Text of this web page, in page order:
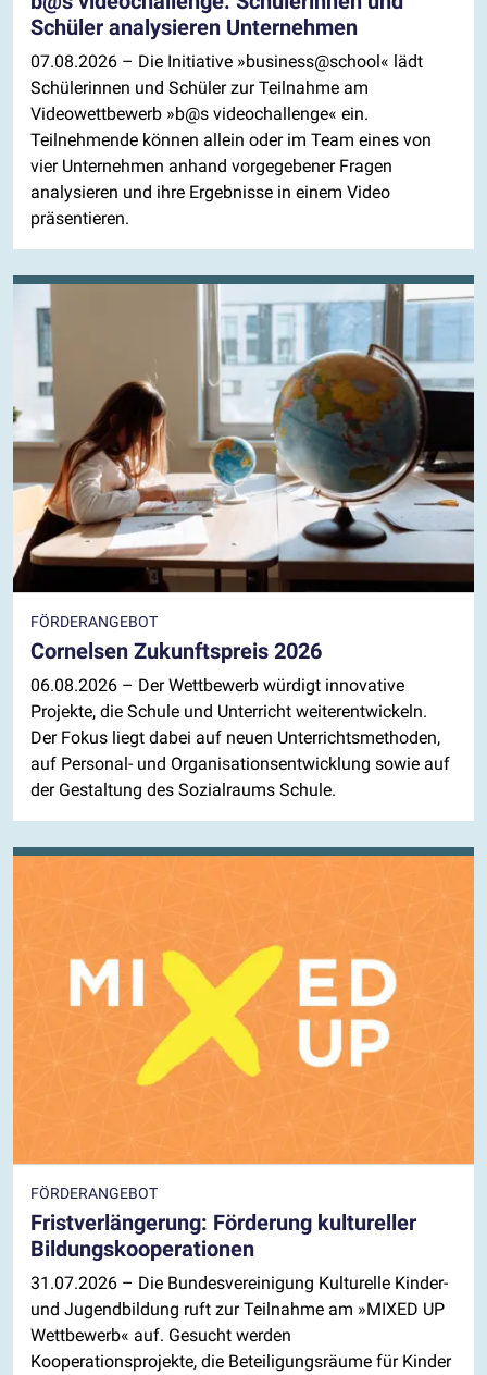
Schüler analysieren Unternehmen
07.08.2026 – Die Initiative »business@school« lädt
Schülerinnen und Schüler zur Teilnahme am
Videowettbewerb »b@s videochallenge« ein.
Teilnehmende können allein oder im Team eines von
vier Unternehmen anhand vorgegebener Fragen
analysieren und ihre Ergebnisse in einem Video
präsentieren.
FÖRDERANGEBOT
Cornelsen Zukunftspreis 2026
06.08.2026 – Der Wettbewerb würdigt innovative
Projekte, die Schule und Unterricht weiterentwickeln.
Der Fokus liegt dabei auf neuen Unterrichtsmethoden,
auf Personal- und Organisationsentwicklung sowie auf
der Gestaltung des Sozialraums Schule.
FÖRDERANGEBOT
Fristverlängerung: Förderung kultureller
Bildungskooperationen
31.07.2026 – Die Bundesvereinigung Kulturelle Kinder-
und Jugendbildung ruft zur Teilnahme am »MIXED UP
Wettbewerb« auf. Gesucht werden
Kooperationsprojekte, die Beteiligungsräume für Kinder